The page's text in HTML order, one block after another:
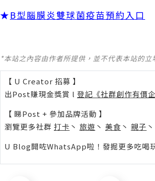
★B型腦膜炎雙球菌疫苗預約入口
*本站之內容由作者所提供，並不代表本站的
【 U Creator 招募 】
出Post賺現金獎賞 l 登記《社群創作有價企
【 睇Post + 參加品牌活動 】
瀏覽更多社群 打卡 丶 旅遊 丶 美食 丶 親子 丶
U Blog開咗WhatsApp啦！發掘更多吃喝